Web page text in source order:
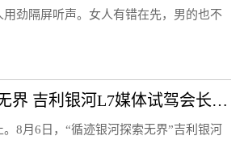
劲隔屏听声。女人有错在先，男的也不
循迹银河 探索无界 吉利银河L7媒体试驾会长春站圆满结束！
8月6日，“循迹银河探索无界”吉利银河